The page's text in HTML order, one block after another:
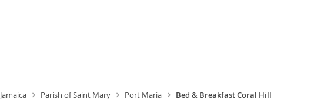
Jamaica Parish of Saint Mary Port Maria Bed & Breakfast Coral Hill